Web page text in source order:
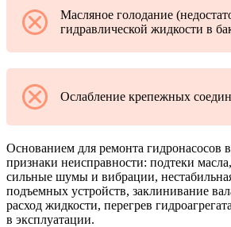
Масляное голодание
гидравлической жидкости в
Ослабление крепежных
Основанием для ремонта гидронасосов
признаки неисправности: подтеки
сильные шумы и вибрации,
подъемных устройств, заклинивание
расход жидкости, перегрев
в эксплуатации.